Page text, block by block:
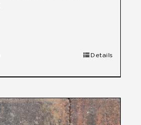
Details